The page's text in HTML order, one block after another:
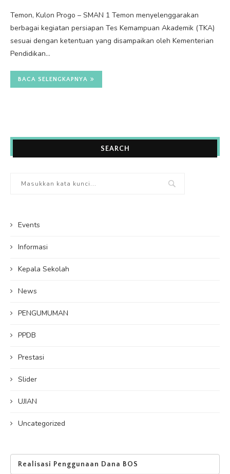
Temon, Kulon Progo – SMAN 1 Temon menyelenggarakan
berbagai kegiatan persiapan Tes Kemampuan Akademik (TKA)
sesuai dengan ketentuan yang disampaikan oleh Kementerian
Pendidikan…
BACA SELENGKAPNYA
SEARCH
Events
Informasi
Kepala Sekolah
News
PENGUMUMAN
PPDB
Prestasi
Slider
UJIAN
Uncategorized
Realisasi Penggunaan Dana BOS